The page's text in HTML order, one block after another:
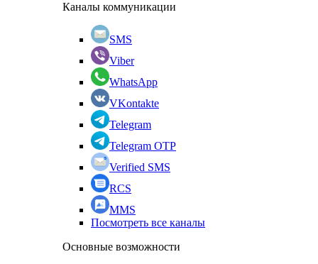
Каналы коммуникации
SMS
Viber
WhatsApp
VKontakte
Telegram
Telegram OTP
Verified SMS
RCS
MMS
Посмотреть все каналы
Основные возможности